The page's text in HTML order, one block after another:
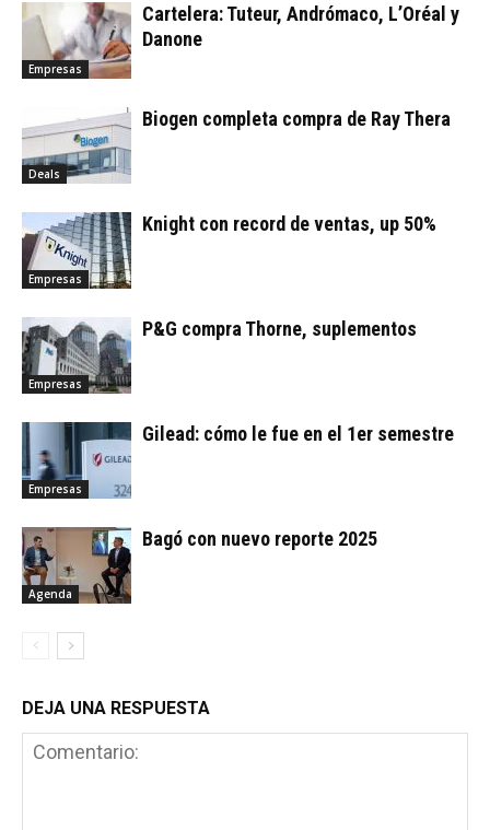
Empresas
Cartelera: Tuteur, Andrómaco, L’Oréal y
Danone
Deals
Biogen completa compra de Ray Thera
Empresas
Knight con record de ventas, up 50%
Empresas
P&G compra Thorne, suplementos
Empresas
Gilead: cómo le fue en el 1er semestre
Agenda
Bagó con nuevo reporte 2025
DEJA UNA RESPUESTA